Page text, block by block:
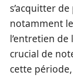
s’acquitter
notamment
l’entretien de
crucial de
cette